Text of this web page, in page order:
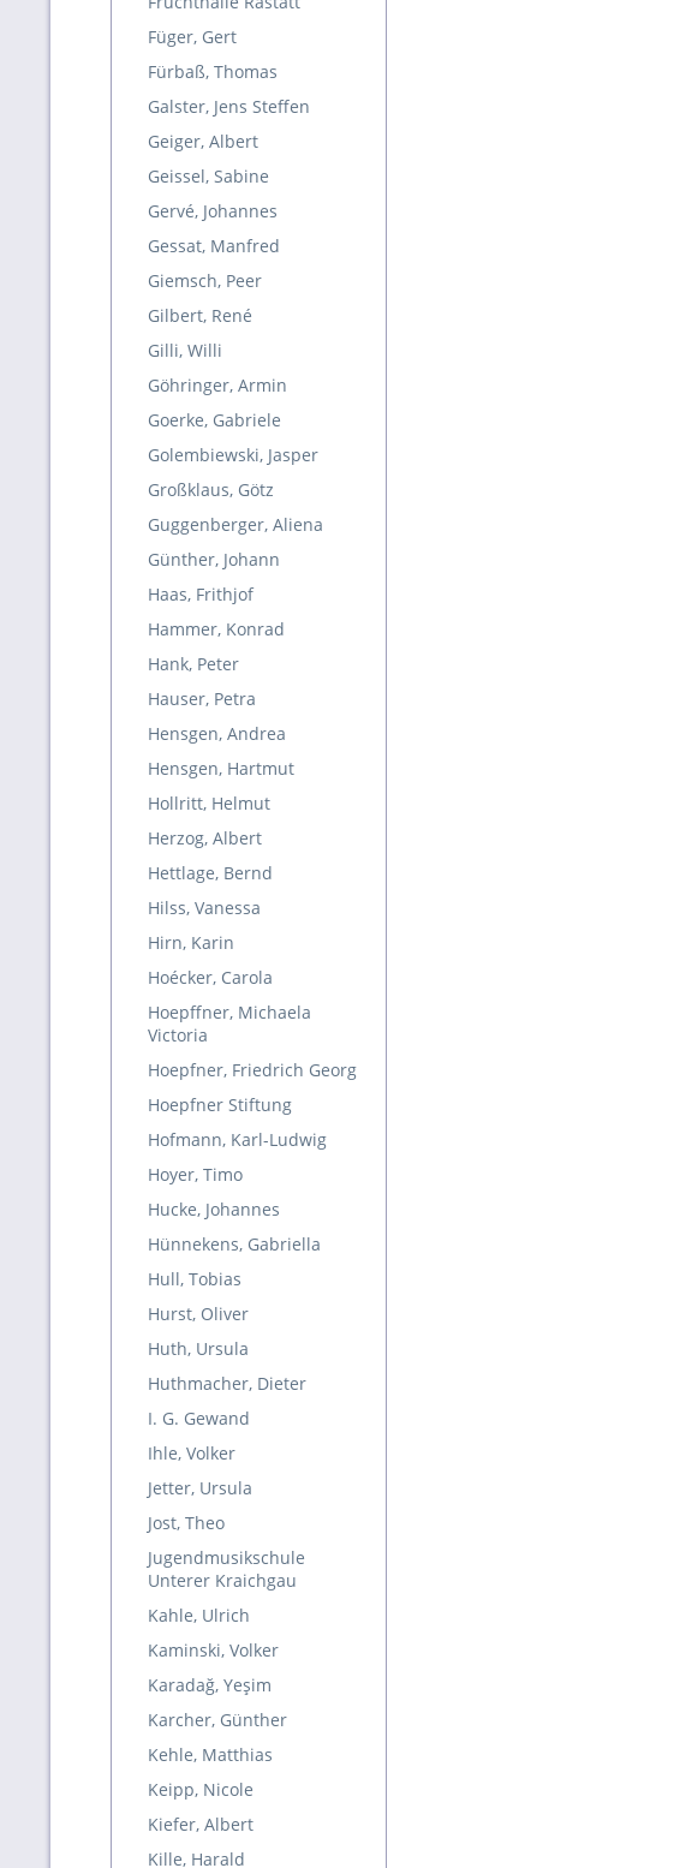
Füger, Gert
Fürbaß, Thomas
Galster, Jens Steffen
Geiger, Albert
Geissel, Sabine
Gervé, Johannes
Gessat, Manfred
Giemsch, Peer
Gilbert, René
Gilli, Willi
Göhringer, Armin
Goerke, Gabriele
Golembiewski, Jasper
Großklaus, Götz
Guggenberger, Aliena
Günther, Johann
Haas, Frithjof
Hammer, Konrad
Hank, Peter
Hauser, Petra
Hensgen, Andrea
Hensgen, Hartmut
Hollritt, Helmut
Herzog, Albert
Hettlage, Bernd
Hilss, Vanessa
Hirn, Karin
Hoécker, Carola
Hoepffner, Michaela
Victoria
Hoepfner, Friedrich Georg
Hoepfner Stiftung
Hofmann, Karl-Ludwig
Hoyer, Timo
Hucke, Johannes
Hünnekens, Gabriella
Hull, Tobias
Hurst, Oliver
Huth, Ursula
Huthmacher, Dieter
I. G. Gewand
Ihle, Volker
Jetter, Ursula
Jost, Theo
Jugendmusikschule
Unterer Kraichgau
Kahle, Ulrich
Kaminski, Volker
Karadağ, Yeşim
Karcher, Günther
Kehle, Matthias
Keipp, Nicole
Kiefer, Albert
Kille, Harald